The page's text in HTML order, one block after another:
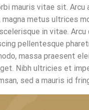
mauris vitae sit.
magna metus ultrices
in vitae.
pellentesque
massa praesent
Nibh ultricies et
sed a mauris id